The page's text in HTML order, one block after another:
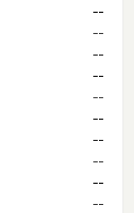
--
--
--
--
--
--
--
--
--
--